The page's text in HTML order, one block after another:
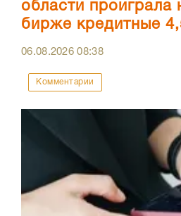
области проиграла
бирже кредитные
06.08.202608:38
Комментарии